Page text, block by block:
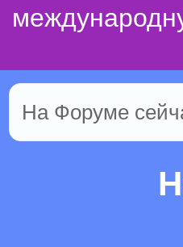
На Форуме